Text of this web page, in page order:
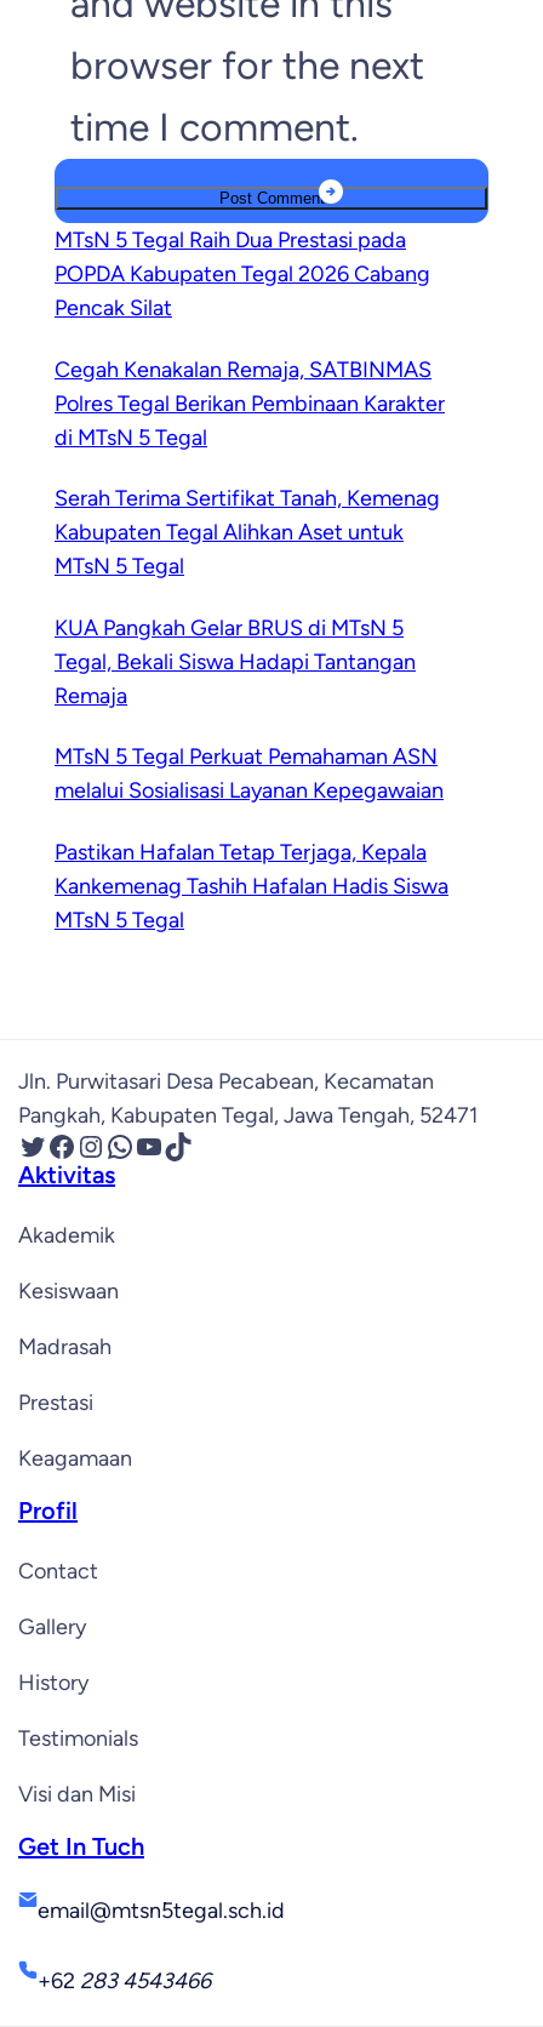
browser for the next
time I comment.
MTsN 5 Tegal Raih Dua Prestasi pada
POPDA Kabupaten Tegal 2026 Cabang
Pencak Silat
Cegah Kenakalan Remaja, SATBINMAS
Polres Tegal Berikan Pembinaan Karakter
di MTsN 5 Tegal
Serah Terima Sertifikat Tanah, Kemenag
Kabupaten Tegal Alihkan Aset untuk
MTsN 5 Tegal
KUA Pangkah Gelar BRUS di MTsN 5
Tegal, Bekali Siswa Hadapi Tantangan
Remaja
MTsN 5 Tegal Perkuat Pemahaman ASN
melalui Sosialisasi Layanan Kepegawaian
Pastikan Hafalan Tetap Terjaga, Kepala
Kankemenag Tashih Hafalan Hadis Siswa
MTsN 5 Tegal
Jln. Purwitasari Desa Pecabean, Kecamatan
Pangkah, Kabupaten Tegal, Jawa Tengah, 52471
Twitter Facebook InstagramWhatsApp YouTube TikTok
Aktivitas
Akademik
Kesiswaan
Madrasah
Prestasi
Keagamaan
Profil
Contact
Gallery
History
Testimonials
Visi dan Misi
Get In Tuch
email@mtsn5tegal.sch.id
+62 283 4543466